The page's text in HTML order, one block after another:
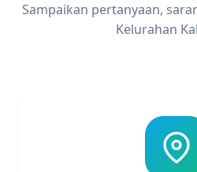
Sampaikan pertanyaan,
Kelurahan